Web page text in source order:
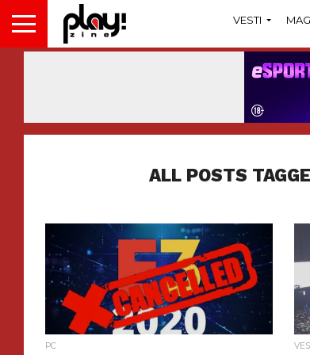
VESTI
ALL POSTS
PC